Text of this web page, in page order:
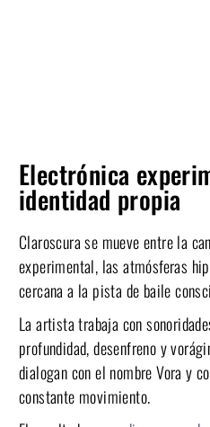
Electrónica
identidad propia
Claroscura se mueve entre la
experimental, las atmósferas
cercana a la pista de baile
La artista trabaja con
profundidad, desenfreno y
dialogan con el nombre Vora y
constante movimiento.